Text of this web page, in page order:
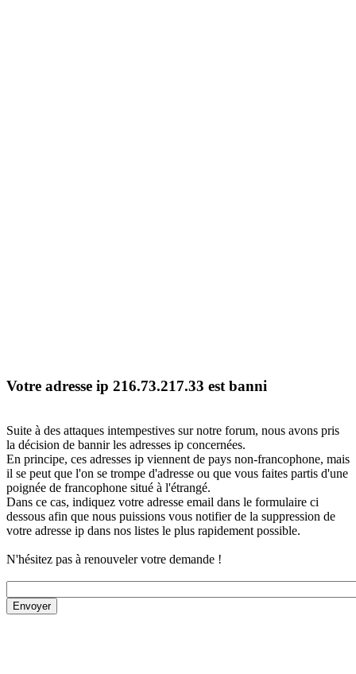
Votre adresse ip 216.73.217.33 est banni
Suite à des attaques intempestives sur notre forum, nous avons pris
la décision de bannir les adresses ip concernées.
En principe, ces adresses ip viennent de pays non-francophone, mais
il se peut que l'on se trompe d'adresse ou que vous faites partis d'une
poignée de francophone situé à l'étrangé.
Dans ce cas, indiquez votre adresse email dans le formulaire ci
dessous afin que nous puissions vous notifier de la suppression de
votre adresse ip dans nos listes le plus rapidement possible.
N'hésitez pas à renouveler votre demande !